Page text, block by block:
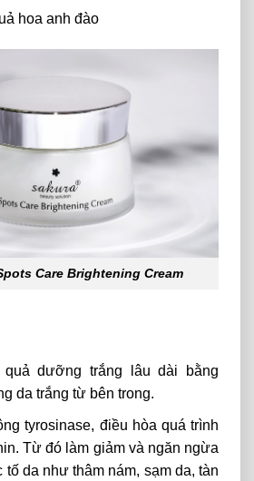
hoa anh đào
Care Brightening Cream
quả dưỡng trắng lâu dài bằng
da trắng từ bên trong.
tyrosinase, điều hòa quá trình
Từ đó làm giảm và ngăn ngừa
tố da như thâm nám, sạm da, tàn